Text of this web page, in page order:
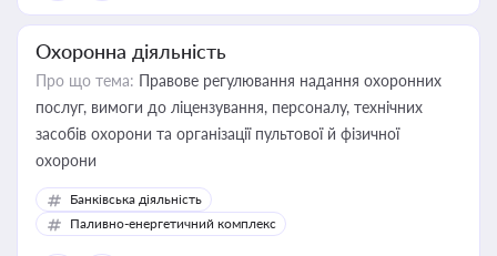
Охоронна діяльність
Про що тема: Правове регулювання надання охоронних
послуг, вимоги до ліцензування, персоналу, технічних
засобів охорони та організації пультової й фізичної
охорони
Банківська діяльність
Паливно-енергетичний комплекс